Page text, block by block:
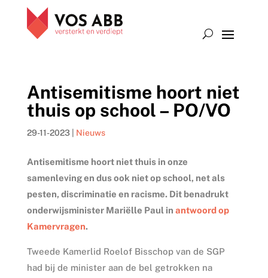
Antisemitisme hoort niet
thuis op school – PO/VO
29-11-2023| Nieuws
Antisemitisme hoort niet thuis in onze
samenleving en dus ook niet op school, net als
pesten, discriminatie en racisme. Dit benadrukt
onderwijsminister Mariëlle Paul in antwoord op
Kamervragen.
Tweede Kamerlid Roelof Bisschop van de SGP
had bij de minister aan de bel getrokken na